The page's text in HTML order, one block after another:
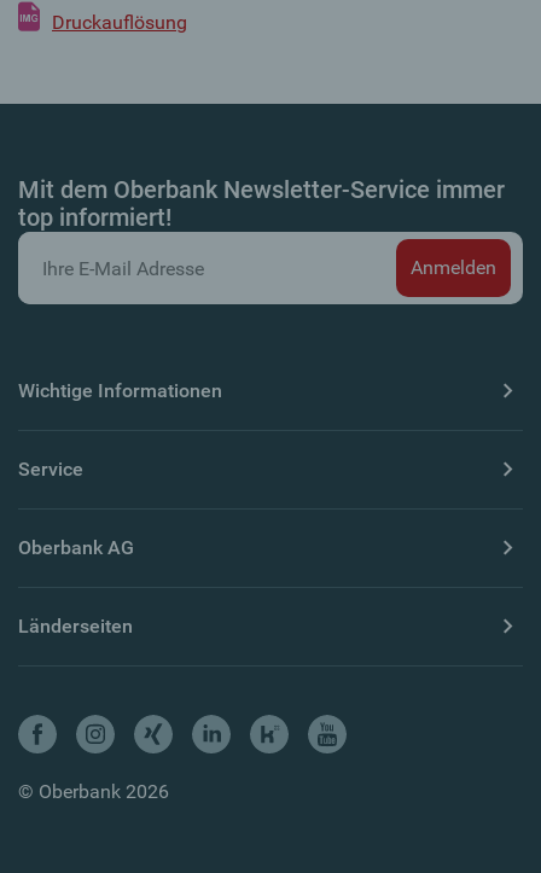
Druckauflösung
Mit dem Oberbank Newsletter-Service immer
top informiert!
Wichtige Informationen
Service
Oberbank AG
Länderseiten
© Oberbank 2026